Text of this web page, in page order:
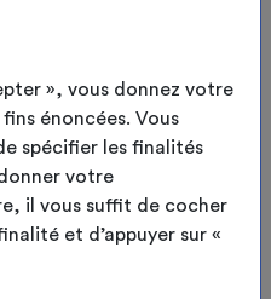
», vous donnez votre
énoncées. Vous
spécifier les finalités
votre
il vous suffit de cocher
et d’appuyer sur «
CONTINUER